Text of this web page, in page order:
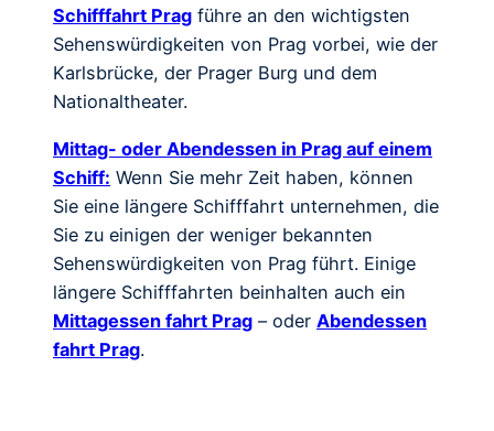
Schifffahrt Prag führe an den wichtigsten
Sehenswürdigkeiten von Prag vorbei, wie der
Karlsbrücke, der Prager Burg und dem
Nationaltheater.
Mittag- oder Abendessen in Prag auf einem
Schiff: Wenn Sie mehr Zeit haben, können
Sie eine längere Schifffahrt unternehmen, die
Sie zu einigen der weniger bekannten
Sehenswürdigkeiten von Prag führt. Einige
längere Schifffahrten beinhalten auch ein
Mittagessen fahrt Prag – oder Abendessen
fahrt Prag.